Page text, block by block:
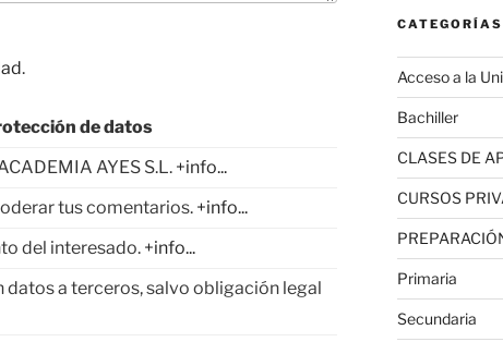
.
de datos
AYES S.L. +info...
tus comentarios. +info...
del interesado. +info...
datos a terceros, salvo obligación legal
CATEGORÍAS
Acceso a la
Bachiller
CLASES DE
CURSOS
Primaria
Secundaria